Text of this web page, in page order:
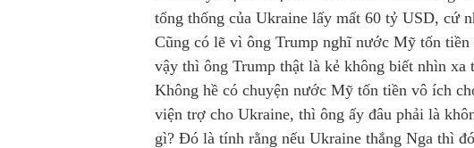
tổng thống của Ukraine lấy mất 60 tỷ USD, cứ
Cũng có lẽ vì ông Trump nghĩ nước Mỹ tốn
vậy thì ông Trump thật là kẻ không biết nhìn xa
Không hề có chuyện nước Mỹ tốn tiền vô ích
viện trợ cho Ukraine, thì ông ấy đâu phải là
gì? Đó là tính rằng nếu Ukraine thắng Nga thì